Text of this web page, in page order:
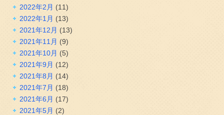
2022年2月 (11)
2022年1月 (13)
2021年12月 (13)
2021年11月 (9)
2021年10月 (5)
2021年9月 (12)
2021年8月 (14)
2021年7月 (18)
2021年6月 (17)
2021年5月 (2)